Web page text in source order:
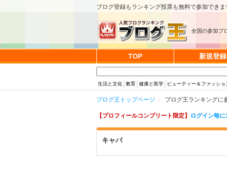
ブログ登録もランキング投票も無料で参加でき
全国の参加ブ
TOP 新規登録
生活と文化 教育 健康と医学 ビューティー＆ファッショ
ブログ王トップページ ブログ王ランキング
【プロフィールコンプリート限定】 ログイン毎
キャバ